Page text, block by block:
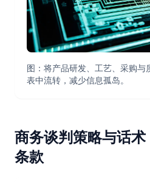
图：将产品研发、工艺、采购与
表中流转，减少信息孤岛。
商务谈判策略与话
条款